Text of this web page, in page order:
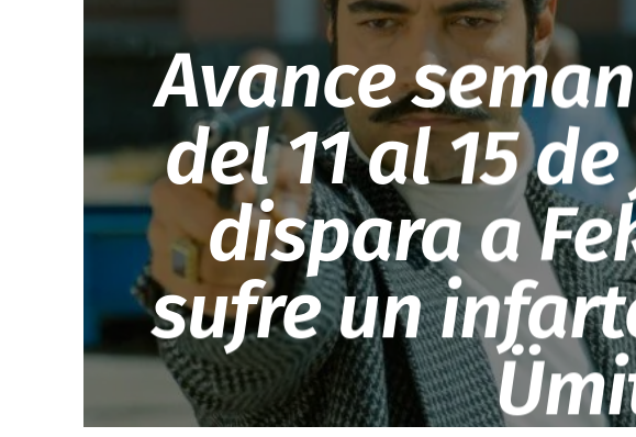
Avance
del 11 al 15
dispara a
sufre un